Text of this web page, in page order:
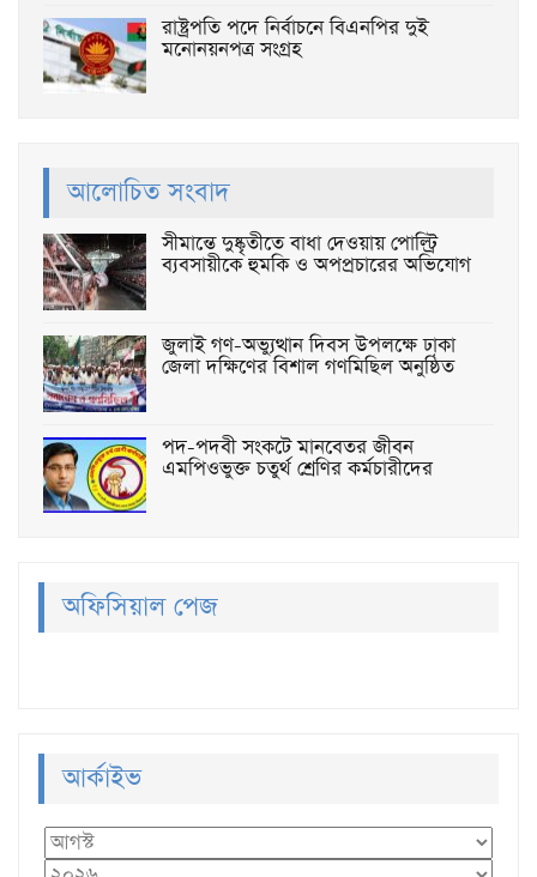
রাষ্ট্রপতি পদে নির্বাচনে বিএনপির দুই
মনোনয়নপত্র সংগ্রহ
আলোচিত সংবাদ
সীমান্তে দুষ্কৃতীতে বাধা দেওয়ায় পোল্ট্রি
ব্যবসায়ীকে হুমকি ও অপপ্রচারের অভিযোগ
জুলাই গণ-অভ্যুত্থান দিবস উপলক্ষে ঢাকা
জেলা দক্ষিণের বিশাল গণমিছিল অনুষ্ঠিত
পদ-পদবী সংকটে মানবেতর জীবন
এমপিওভুক্ত চতুর্থ শ্রেণির কর্মচারীদের
অফিসিয়াল পেজ
আর্কাইভ